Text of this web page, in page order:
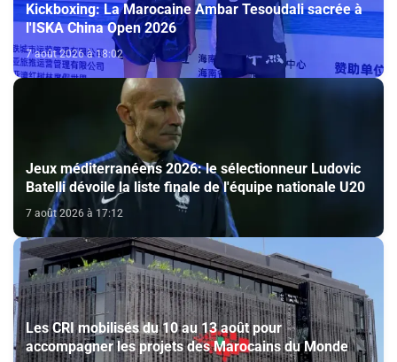
Kickboxing: La Marocaine Ambar Tesoudali sacrée à
l'ISKA China Open 2026
7 août 2026 à 18:02
Jeux méditerranéens 2026: le sélectionneur Ludovic
Batelli dévoile la liste finale de l'équipe nationale U20
7 août 2026 à 17:12
Les CRI mobilisés du 10 au 13 août pour
accompagner les projets des Marocains du Monde